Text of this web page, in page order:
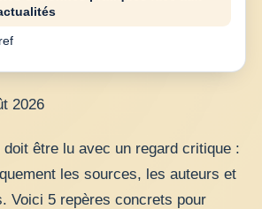
2026
être lu avec un regard critique :
les sources, les auteurs et
Voici 5 repères concrets pour